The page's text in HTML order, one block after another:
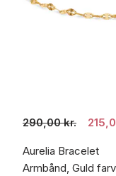
925
290,00 kr.
Aurelia Bracelet
Armbånd, Guld